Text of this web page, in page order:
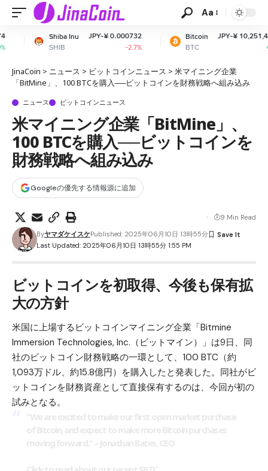
Aa
Inu
JPY-¥ 0.000732
Bitcoin
BTC
JPY-¥ 10,251,498.89
JinaCoin > ニュース > ビットコインニュース > 米マイニング企業
「BitMine」、100 BTCを購入──ビットコインを財務戦略へ組み込み
ニュース ビットコインニュース
米マイニング企業「BitMine」、
100 BTCを購入──ビットコインを
財務戦略へ組み込み
Googleの優先する情報源に追加
Last Updated: 2025年06月10日 13時55分 1:55 PM
ByヤマダケイスケPublished: 2025年06月10日 13時55分
9 Min Read
ビットコインを初取得、今後も保有拡
大の方針
米国に上場する ビットコインマイニング企業「Bitmine
Immersion Technologies, Inc.（ビットマイン）」は9日、同
社のビットコイン財務戦略の一環として、100 BTC（約
1,093万ドル、約15.8億円）を購入したと発表した。同社がビ
ットコインを財務資産として直接保有するのは、今回が初の
試みとなる。